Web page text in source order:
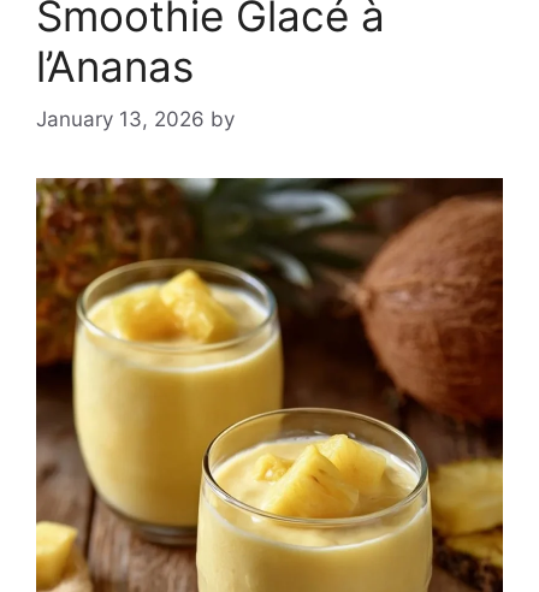
Smoothie Glacé à
l’Ananas
January 13, 2026 by